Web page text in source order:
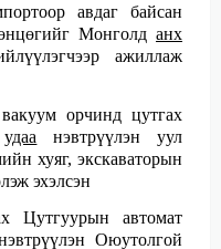
авдаг байсан
Монголд анх
ажиллаж
орчинд цутгах
удаа нэвтрүүлэн уул
хуяг, экскаваторын
эхэлсэн
Цутгуурын автомат
Оюутолгой